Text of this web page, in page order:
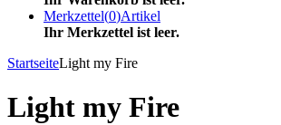
Merkzettel(0)Artikel
Ihr Merkzettel ist leer.
StartseiteLight my Fire
Light my Fire